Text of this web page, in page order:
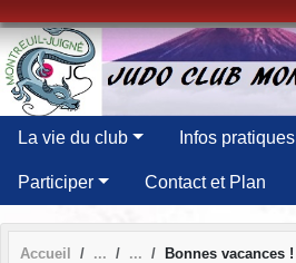
La vie du club Infos pratiques
Participer Contact et Plan
Accueil Bonnes vacances !